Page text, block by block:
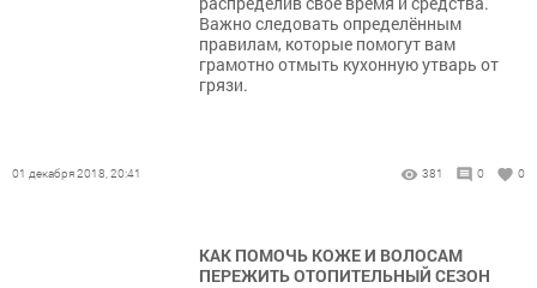
Важно следовать определённым
правилам, которые помогут вам
грамотно отмыть кухонную утварь от
грязи.
01 декабря 2018, 20:41 381 0 0
КАК ПОМОЧЬ КОЖЕ И ВОЛОСАМ
ПЕРЕЖИТЬ ОТОПИТЕЛЬНЫЙ СЕЗОН